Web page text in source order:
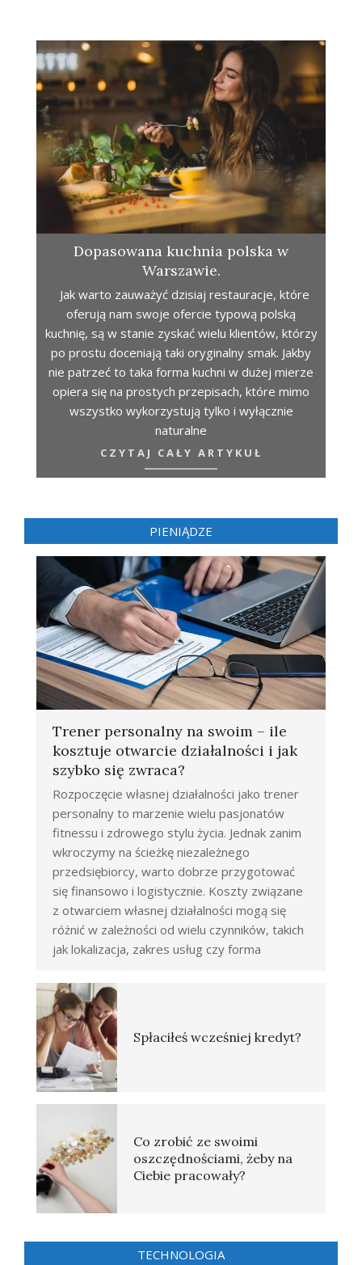
Dopasowana kuchnia polska w
Warszawie.
Jak warto zauważyć dzisiaj restauracje, które
oferują nam swoje ofercie typową polską
kuchnię, są w stanie zyskać wielu klientów, którzy
po prostu doceniają taki oryginalny smak. Jakby
nie patrzeć to taka forma kuchni w dużej mierze
opiera się na prostych przepisach, które mimo
wszystko wykorzystują tylko i wyłącznie
naturalne
CZYTAJ CAŁY ARTYKUŁ
PIENIĄDZE
Trener personalny na swoim – ile
kosztuje otwarcie działalności i jak
szybko się zwraca?
Rozpoczęcie własnej działalności jako trener
personalny to marzenie wielu pasjonatów
fitnessu i zdrowego stylu życia. Jednak zanim
wkroczymy na ścieżkę niezależnego
przedsiębiorcy, warto dobrze przygotować
się finansowo i logistycznie. Koszty związane
z otwarciem własnej działalności mogą się
różnić w zależności od wielu czynników, takich
jak lokalizacja, zakres usług czy forma
Spłaciłeś wcześniej kredyt?
Co zrobić ze swoimi
oszczędnościami, żeby na
Ciebie pracowały?
TECHNOLOGIA